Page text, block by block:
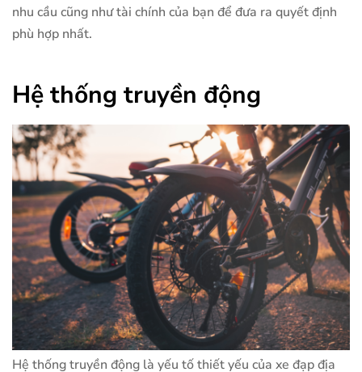
nhu cầu cũng như tài chính của bạn để đưa ra quyết định
phù hợp nhất.
Hệ thống truyền động
Hệ thống truyền động là yếu tố thiết yếu của xe đạp địa